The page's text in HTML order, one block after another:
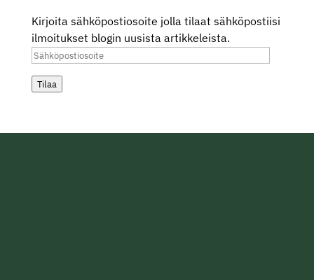
Kirjoita sähköpostiosoite jolla tilaat sähköpostiisi
ilmoitukset blogin uusista artikkeleista.
Sähköpostiosoite
Tilaa